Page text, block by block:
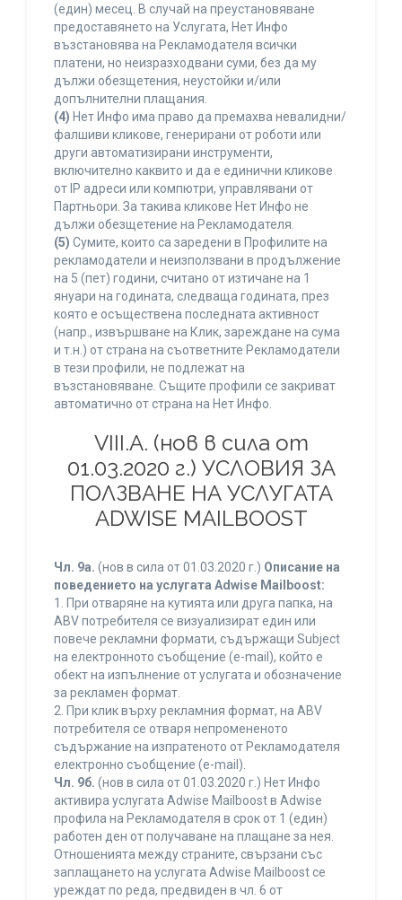
(един) месец. В случай на преустановяване
предоставянето на Услугата, Нет Инфо
възстановява на Рекламодателя всички
платени, но неизразходвани суми, без да му
дължи обезщетения, неустойки и/или
допълнителни плащания.
(4) Нет Инфо има право да премахва невалидни/
фалшиви кликове, генерирани от роботи или
други автоматизирани инструменти,
включително каквито и да е единични кликове
от IP адреси или компютри, управлявани от
Партньори. За такива кликове Нет Инфо не
дължи обезщетение на Рекламодателя.
(5) Сумите, които са заредени в Профилите на
рекламодатели и неизползвани в продължение
на 5 (пет) години, считано от изтичане на 1
януари на годината, следваща годината, през
която е осъществена последната активност
(напр., извършване на Клик, зареждане на сума
и т.н.) от страна на съответните Рекламодатели
в тези профили, не подлежат на
възстановяване. Същите профили се закриват
автоматично от страна на Нет Инфо.
VIII.A. (нов в сила от
01.03.2020 г.) УСЛОВИЯ ЗА
ПОЛЗВАНЕ НА УСЛУГАТА
ADWISE MAILBOOST
Чл. 9а. (нов в сила от 01.03.2020 г.) Описание на
поведението на услугата Adwise Mailboost:
1. При отваряне на кутията или друга папка, на
ABV потребителя се визуализират един или
повече рекламни формати, съдържащи Subject
на електронното съобщение (e-mail), който е
обект на изпълнение от услугата и обозначение
за рекламен формат.
2. При клик върху рекламния формат, на ABV
потребителя се отваря непромененото
съдържание на изпратеното от Рекламодателя
електронно съобщение (e-mail).
Чл. 9б. (нов в сила от 01.03.2020 г.) Нет Инфо
активира услугата Adwise Mailboost в Adwise
профила на Рекламодателя в срок от 1 (един)
работен ден от получаване на плащане за нея.
Отношенията между страните, свързани със
заплащането на услугата Adwise Mailboost се
уреждат по реда, предвиден в чл. 6 от